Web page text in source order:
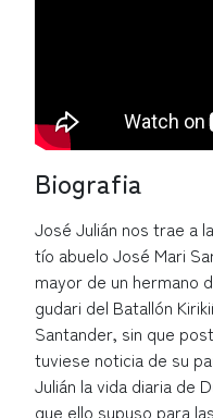
Biografia
José Julián nos trae a
tío abuelo José Mari
mayor de un hermano
gudari del Batallón
Santander, sin que
tuviese noticia de su
Julián la vida diaria de
que ello supuso para